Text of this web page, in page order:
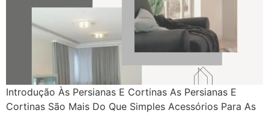
Introdução Às Persianas E Cortinas As Persianas E
Cortinas São Mais Do Que Simples Acessórios Para As